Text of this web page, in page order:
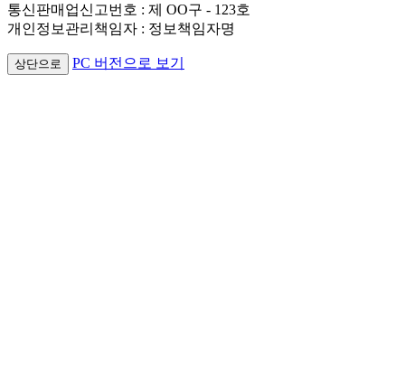
통신판매업신고번호 : 제 OO구 - 123호
개인정보관리책임자 : 정보책임자명
상단으로 PC 버전으로 보기